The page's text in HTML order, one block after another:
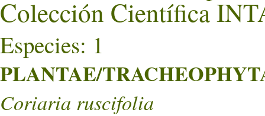
Colección Científica
Especies: 1
PLANTAE/
Coriaria ruscifolia